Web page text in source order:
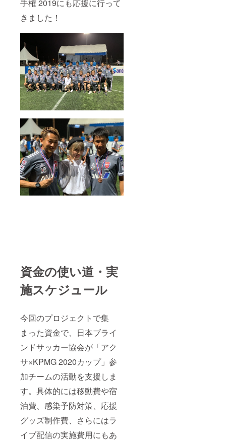
手権 2019にも応援に行って
きました！
資金の使い道・実
施スケジュール
今回のプロジェクトで集
まった資金で、日本ブライ
ンドサッカー協会が「アク
サ×KPMG 2020カップ」参
加チームの活動を支援しま
す。具体的には移動費や宿
泊費、感染予防対策、応援
グッズ制作費、さらにはラ
イブ配信の実施費用にもあ